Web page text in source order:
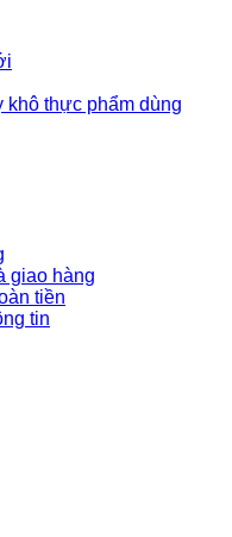
khô thực phẩm dùng
giao hàng
tiền
tin